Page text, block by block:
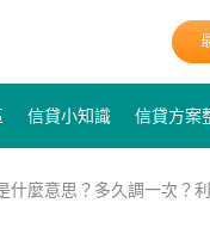
信貸小知識 信貸方案
什麼意思？多久調一次？